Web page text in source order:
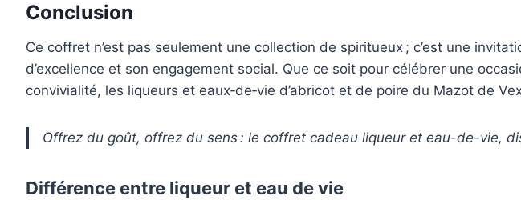
Conclusion
Ce coffret n’est pas seulement une collection de spiritueux ; c’est une
d’excellence et son engagement social. Que ce soit pour célébrer une
convivialité, les liqueurs et eaux‑de‑vie d’abricot et de poire du Mazot de
Offrez du goût, offrez du sens : le coffret cadeau liqueur et eau-de-vie,
Différence entre liqueur et eau de vie